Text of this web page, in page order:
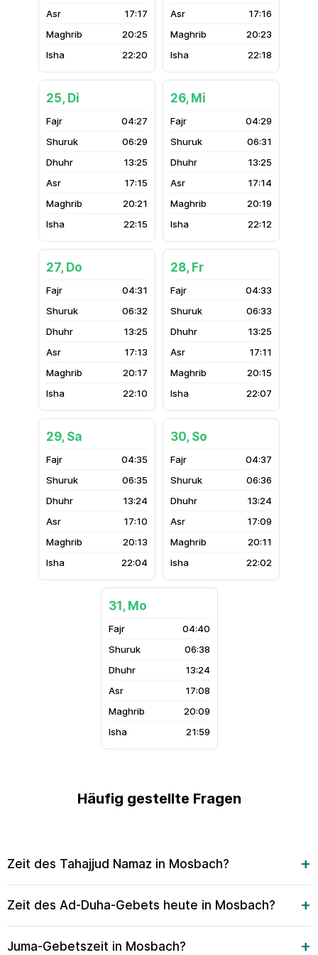
17:17
20:25
22:20
17:16
20:23
22:18
25, Di
04:27
06:29
13:25
17:15
20:21
22:15
26, Mi
04:29
06:31
13:25
17:14
20:19
22:12
27, Do
04:31
06:32
13:25
17:13
20:17
22:10
28, Fr
04:33
06:33
13:25
17:11
20:15
22:07
29, Sa
04:35
06:35
13:24
17:10
20:13
22:04
30, So
04:37
06:36
13:24
17:09
20:11
22:02
31, Mo
04:40
06:38
13:24
17:08
20:09
21:59
Häufig gestellte Fragen
Zeit des Tahajjud Namaz in Mosbach?
Zeit des Ad-Duha-Gebets heute in Mosbach?
Juma-Gebetszeit in Mosbach?